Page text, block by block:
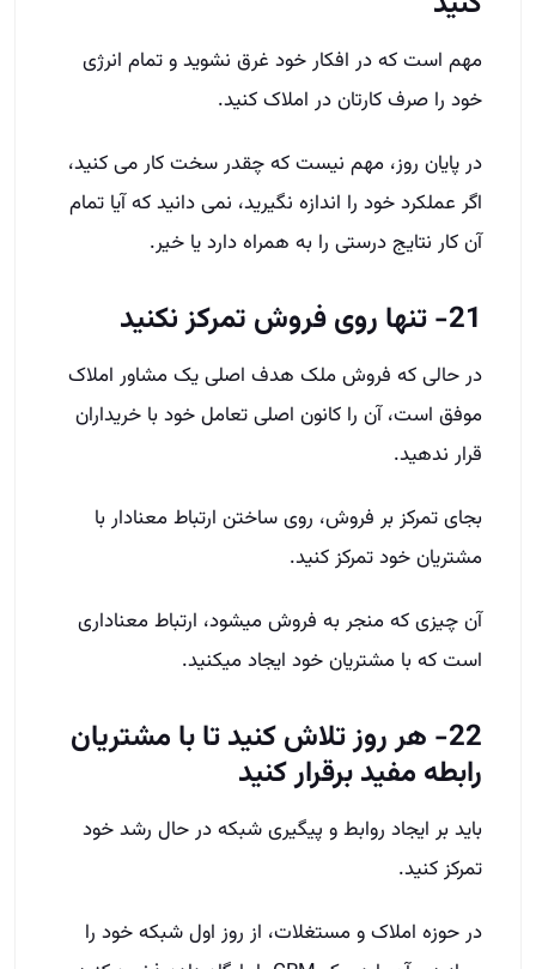
مهم است که در افکار خود غرق نشوید و تمام انرژی
خود را صرف کارتان در املاک کنید.
در پایان روز، مهم نیست که چقدر سخت کار می کنید،
اگر عملکرد خود را اندازه نگیرید، نمی دانید که آیا تمام
آن کار نتایج درستی را به همراه دارد یا خیر.
21- تنها روی فروش تمرکز نکنید
در حالی که فروش ملک هدف اصلی یک مشاور املاک
موفق است، آن را کانون اصلی تعامل خود با خریداران
قرار ندهید.
بجای تمرکز بر فروش، روی ساختن ارتباط­ معنادار با
مشتریان خود تمرکز کنید.
آن چیزی که منجر به فروش می­شود، ارتباط معناداری
است که با مشتریان خود ایجاد می­کنید.
22- هر روز تلاش کنید تا با مشتریان
رابطه مفید برقرار کنید
باید بر ایجاد روابط و پیگیری شبکه در حال رشد خود
تمرکز کنید.
در حوزه املاک و مستغلات، از روز اول شبکه خود را